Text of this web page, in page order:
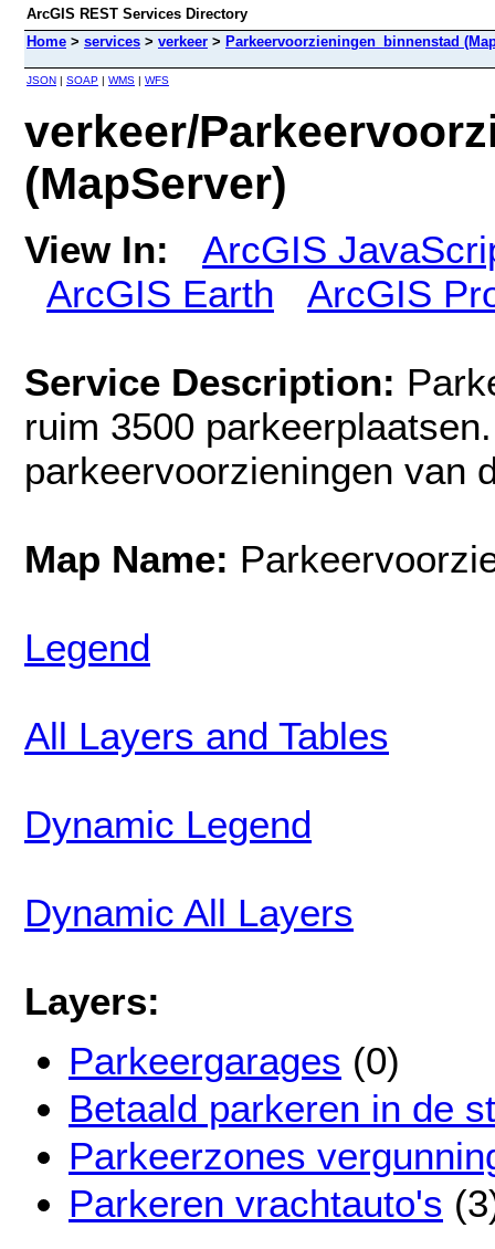
ArcGIS REST Services Directory
Home > services > verkeer > Parkeervoorzieningen_binnenstad
JSON | SOAP | WMS | WFS
verkeer/
(MapServer)
View In:
ArcGIS
ArcGIS Earth
ArcGIS
Service Description:
ruim 3500
parkeervoorzieningen van
Map Name:
Legend
All Layers and Tables
Dynamic Legend
Dynamic All Layers
Layers:
Parkeergarages (0)
Betaald parkeren in de
Parkeerzones
Parkeren vrachtauto's